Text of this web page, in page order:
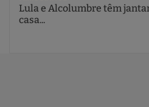
Lula e Alcolumbre têm
casa...